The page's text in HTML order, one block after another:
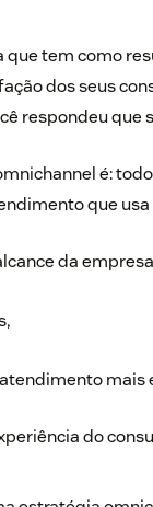
que tem como
dos seus
respondeu que
é:
que
da
mais
do